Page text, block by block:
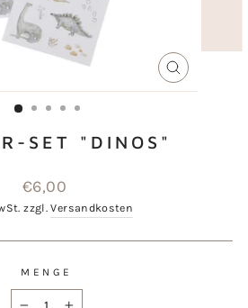
ESC)
SET "DINOS"
Normaler
Preis
€6,00
zzgl.Versandkosten
MENGE